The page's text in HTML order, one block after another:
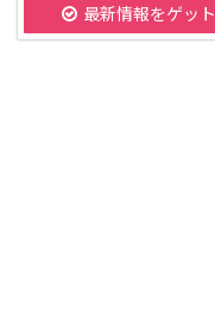
最新情報をゲット